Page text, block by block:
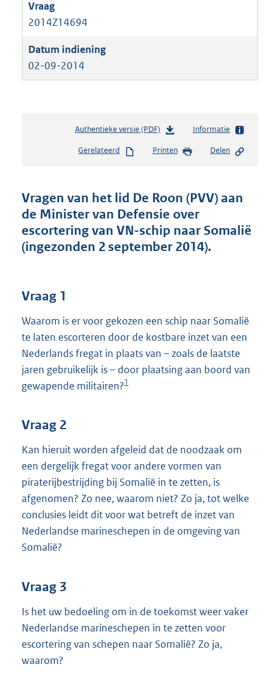
2014Z14694
02-09-2014
Authentieke versie (PDF)b
s
d
s
g
r
:
5
K
b
Informatie
Gerelateerd Printen Delen
Vragen van het lid De Roon (PVV) aan
de Minister van Defensie over
escortering van VN-schip naar Somalië
(ingezonden 2 september 2014).
Vraag 1
Waarom is er voor gekozen een schip naar Somalië
te laten escorteren door de kostbare inzet van een
Nederlands fregat in plaats van – zoals de laatste
jaren gebruikelijk is – door plaatsing aan boord van
gewapende militairen?1
Vraag 2
Kan hieruit worden afgeleid dat de noodzaak om
een dergelijk fregat voor andere vormen van
piraterijbestrijding bij Somalië in te zetten, is
afgenomen? Zo nee, waarom niet? Zo ja, tot welke
conclusies leidt dit voor wat betreft de inzet van
Nederlandse marineschepen in de omgeving van
Somalië?
Vraag 3
Is het uw bedoeling om in de toekomst weer vaker
Nederlandse marineschepen in te zetten voor
escortering van schepen naar Somalië? Zo ja,
waarom?